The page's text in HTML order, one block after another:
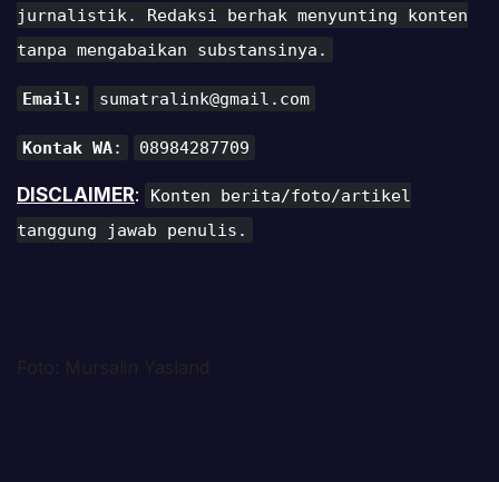
jurnalistik. Redaksi berhak menyunting konten
tanpa mengabaikan substansinya.
Email: sumatralink@gmail.com
Kontak WA: 08984287709
DISCLAIMER:
Konten berita/foto/artikel
tanggung jawab penulis.